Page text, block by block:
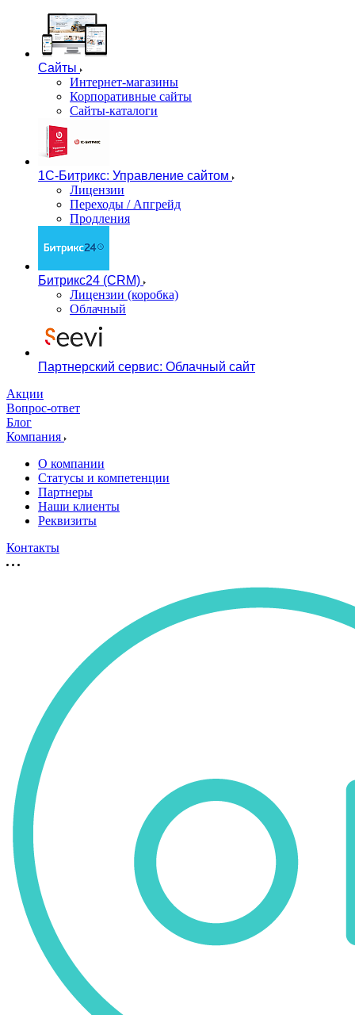
Сайты
Интернет-магазины
Корпоративные сайты
Сайты-каталоги
1С-Битрикс: Управление сайтом
Лицензии
Переходы / Апгрейд
Продления
Битрикс24 (CRM)
Лицензии (коробка)
Облачный
Партнерский сервис: Облачный сайт
Акции
Вопрос-ответ
Блог
Компания
О компании
Статусы и компетенции
Партнеры
Наши клиенты
Реквизиты
Контакты